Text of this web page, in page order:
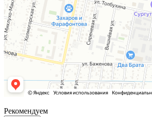
Рекомендуем